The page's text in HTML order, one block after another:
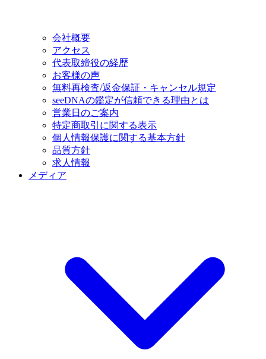
会社概要
アクセス
代表取締役の経歴
お客様の声
無料再検査/返金保証・キャンセル規定
seeDNAの鑑定が信頼できる理由とは
営業日のご案内
特定商取引に関する表示
個人情報保護に関する基本方針
品質方針
求人情報
メディア